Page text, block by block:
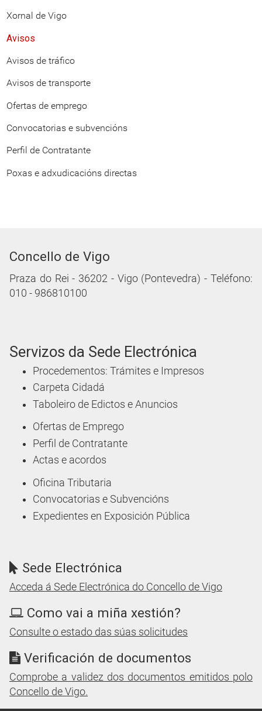
Xornal de Vigo
Avisos
Avisos de tráfico
Avisos de transporte
Ofertas de emprego
Convocatorias e subvencións
Perfil de Contratante
Poxas e adxudicacións directas
Concello de Vigo
Praza do Rei - 36202 - Vigo (Pontevedra) - Teléfono:
010 - 986810100
Servizos da Sede Electrónica
Procedementos: Trámites e Impresos
Carpeta Cidadá
Taboleiro de Edictos e Anuncios
Ofertas de Emprego
Perfil de Contratante
Actas e acordos
Oficina Tributaria
Convocatorias e Subvencións
Expedientes en Exposición Pública
Sede Electrónica
Acceda á Sede Electrónica do Concello de Vigo
Como vai a miña xestión?
Consulte o estado das súas solicitudes
Verificación de documentos
Comprobe a validez dos documentos emitidos polo
Concello de Vigo.